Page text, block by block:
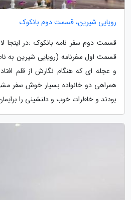
رویایی شیرین، قسمت دوم بانکوک
قسمت دوم سفر نامه بانکوک :در اینجا
قسمت اول سفرنامه (رویایی شیرین به
و عجله ای که هنگام نگارش از قلم
همراهی دو خانواده بسیار خوش سفر
بودند و خاطرات خوب و دلنشینی را